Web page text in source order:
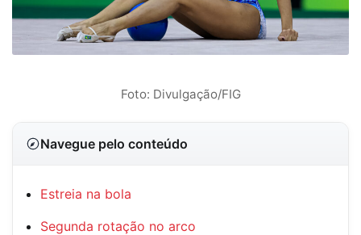
Foto: Divulgação/FIG
Navegue pelo conteúdo
Estreia na bola
Segunda rotação no arco